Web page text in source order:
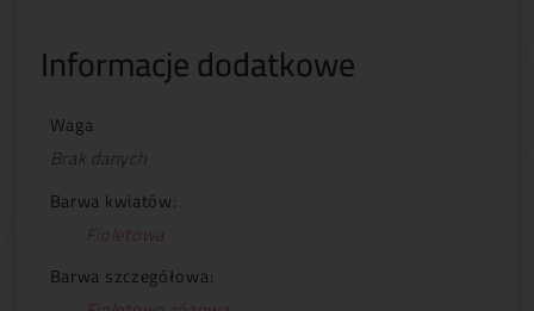
Informacje dodatkowe
Waga
Brak danych
Barwa kwiatów:
Fioletowa
Barwa szczegółowa: